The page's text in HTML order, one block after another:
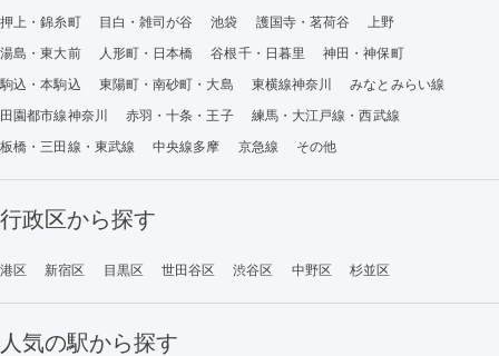
押上・錦糸町
目白・雑司が谷 池袋 護国寺・茗荷谷
上野
湯島・東大前
人形町・日本橋 谷根千・日暮里
神田・神保町
駒込・本駒込
東陽町・南砂町・大島 東横線神奈川
みなとみらい線
田園都市線神奈川
赤羽・十条・王子
練馬・大江戸線・西武線
板橋・三田線・東武線
中央線多摩 京急線 その他
行政区から探す
港区 新宿区 目黒区 世田谷区 渋谷区 中野区 杉並区
人気の駅から探す